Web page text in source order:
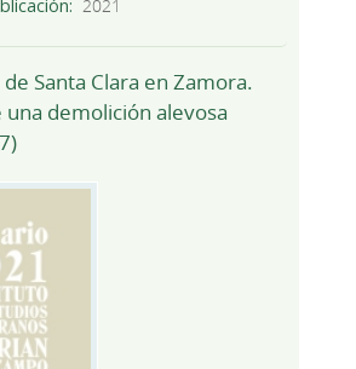
2021
Santa Clara en Zamora.
una demolición alevosa